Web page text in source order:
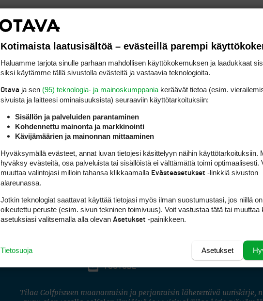
INSTAGRAM
YOUTUBE
Tilaa Golfpisteen maanantaisin ja perjantaisin lähetettävä uutiskirje,
Kotimaista laatusisältöä – evästeillä parempi
Haluamme tarjota sinulle parhaan mahdollisen käyttökokemuksen ja laadukkaat
siksi käytämme tällä sivustolla evästeitä ja vastaavia teknologioita.
Otava ja sen (95) teknologia- ja mainoskumppania keräävät tietoa (esim.
sivuista ja laitteesi ominaisuuk­sista) seuraaviin käyttötarkoituksiin:
Sisällön ja palveluiden parantaminen
Kohdennettu mainonta ja markkinointi
Kävijämäärien ja mainonnan mittaaminen
Hyväksymällä evästeet, annat luvan tietojesi käsittelyyn näihin käyttötarkoituksiin.
hyväksy evästeitä, osa palveluista tai sisällöistä ei välttämättä toimi optimaalisesti.
muuttaa valintojasi milloin tahansa klikkaamalla Evästeasetukset -linkkiä sivuston
alareunassa.
Jotkin teknologiat saattavat käyttää tietojasi myös ilman suostumustasi, jos niillä
oikeutettu peruste (esim. sivun tekninen toimivuus). Voit vastustaa tätä tai muuttaa
asetuksiasi valitsemalla alla olevan Asetukset -painikkeen.
Asetukset
Tietosuoja